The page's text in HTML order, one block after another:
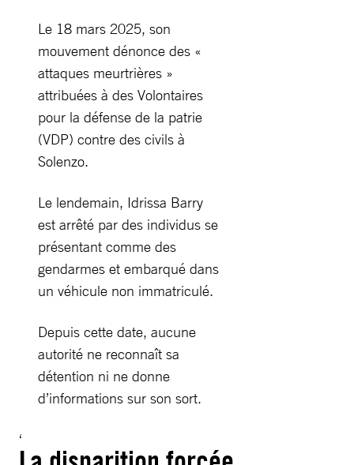
Le 18 mars 2025, son
mouvement dénonce des «
attaques meurtrières »
attribuées à des Volontaires
pour la défense de la patrie
(VDP) contre des civils à
Solenzo.
Le lendemain, Idrissa Barry
est arrêté par des individus se
présentant comme des
gendarmes et embarqué dans
un véhicule non immatriculé.
Depuis cette date, aucune
autorité ne reconnaît sa
détention ni ne donne
d’informations sur son sort.